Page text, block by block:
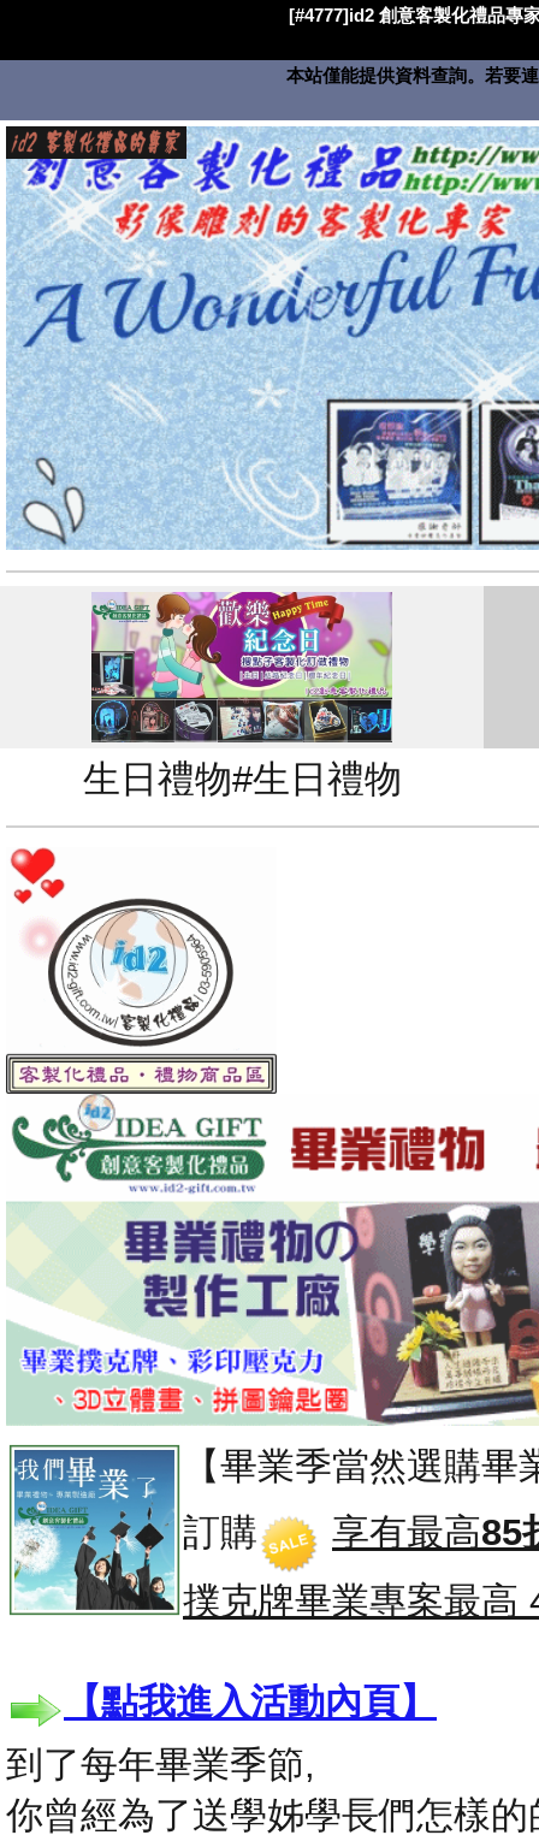
[#4777]id2 創意客製化禮品專
本站僅能提供資料查詢。若要
生日禮物#生日禮物
【畢業季當然選購
訂購
享有最高85
撲克牌畢業專案最高
【點我進入活動內頁】
到了每年畢業季節,
你曾經為了送學姊學長們怎樣